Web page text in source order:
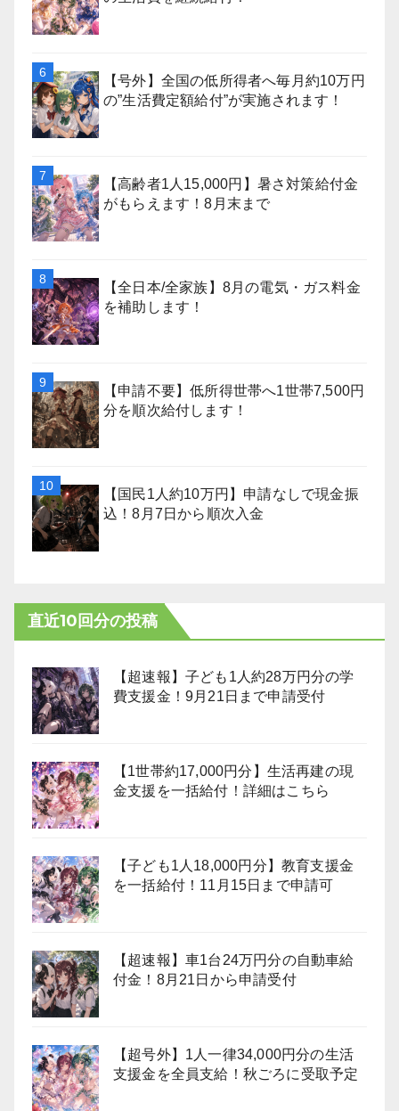
【号外】全国の低所得者へ毎月約10万円
の”生活費定額給付”が実施されます！
【高齢者1人15,000円】暑さ対策給付金
がもらえます！8月末まで
【全日本/全家族】8月の電気・ガス料金
を補助します！
【申請不要】低所得世帯へ1世帯7,500円
分を順次給付します！
【国民1人約10万円】申請なしで現金振
込！8月7日から順次入金
直近10回分の投稿
【超速報】子ども1人約28万円分の学
費支援金！9月21日まで申請受付
【1世帯約17,000円分】生活再建の現
金支援を一括給付！詳細はこちら
【子ども1人18,000円分】教育支援金
を一括給付！11月15日まで申請可
【超速報】車1台24万円分の自動車給
付金！8月21日から申請受付
【超号外】1人一律34,000円分の生活
支援金を全員支給！秋ごろに受取予定